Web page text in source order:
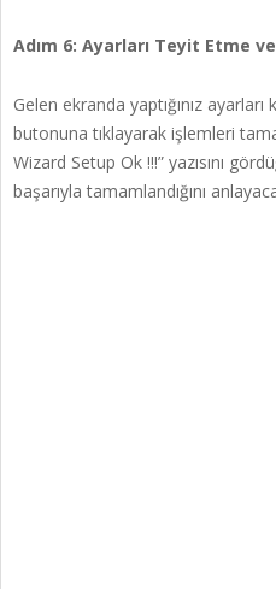
Adım 6: Ayarları Teyit Etme
Gelen ekranda yaptığınız
butonuna tıklayarak işlemleri
Wizard Setup Ok !!!” yazısını
başarıyla tamamlandığını